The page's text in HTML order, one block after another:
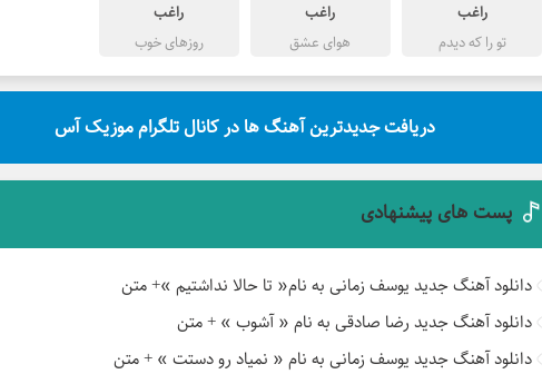
راغب
تو را که دیدم
راغب
هوای عشق
راغب
روزهای خوب
دریافت جدیدترین آهنگ ها در کانال تلگرام موزیک آس
پست های پیشنهادی
دانلود آهنگ جدید یوسف زمانی به نام« تا حالا نداشتیم »+ متن
دانلود آهنگ جدید رضا صادقی به نام « آشوب » + متن
دانلود آهنگ جدید یوسف زمانی به نام « نمیاد رو دستت » + متن